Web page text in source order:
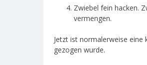
Zwiebel fein hacken.
vermengen.
Jetzt ist normalerweise eine
gezogen wurde.